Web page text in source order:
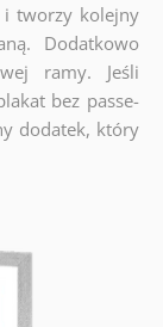
i tworzy kolejny
Dodatkowo
ramy. Jeśli
bez passe-
dodatek, który